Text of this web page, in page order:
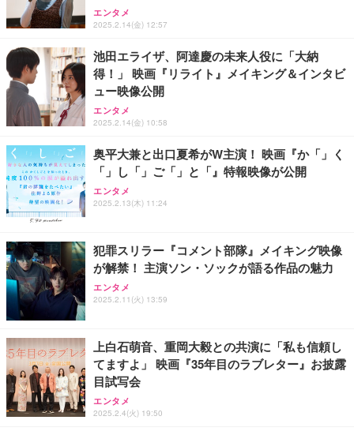
定 最大3.7GHz｜4K×3画面出力・2.5GLAN HDMI 2.
1/Type-C・Win11 Pro Mini PC USB3.2×4 企業・学
￥61,248
【整備済み品】富士通 ESPRIMO Q558 ミニPC i5第
9世代 16GB SSD256GB Win11 Office2021 WiFi
￥33,980
ort/VGA スピーカー内蔵 高さ調整 スイベル VESA対
応 ComfortView ビジネス向け
￥15,800
【MiniLED/24.5inch/280Hz/FHD】GRAPHT THE S
HOOTER Gaming Monitor 24” Essential ゲーミン
グモニター QD 24.5インチ 1ms FHD 量子ドット 残
像低減 (3年保証 | 輝点保証 | 日本メーカー)
￥34,980
EC-AC10640WH
￥1,790
エレコム 65W 充電器 Type-C コンセント 急速 PD対
応 スイング式プラグ採用 PSE技術基準適合 ブラッ
ク EC-AC12465BK
￥2,190
エンタメ
2025.2.14(金) 12:57
池田エライザ、阿達慶の未来人役に「大納
得！」 映画『リライト』メイキング＆インタビ
ュー映像公開
エンタメ
2025.2.14(金) 10:58
奥平大兼と出口夏希がW主演！ 映画『か「」く
「」し「」ご「」と「』特報映像が公開
エンタメ
2025.2.13(木) 11:24
犯罪スリラー『コメント部隊』メイキング映像
が解禁！ 主演ソン・ソックが語る作品の魅力
エンタメ
2025.2.11(火) 13:59
上白石萌音、重岡大毅との共演に「私も信頼し
てますよ」 映画『35年目のラブレター』お披露
目試写会
エンタメ
2025.2.4(火) 19:50